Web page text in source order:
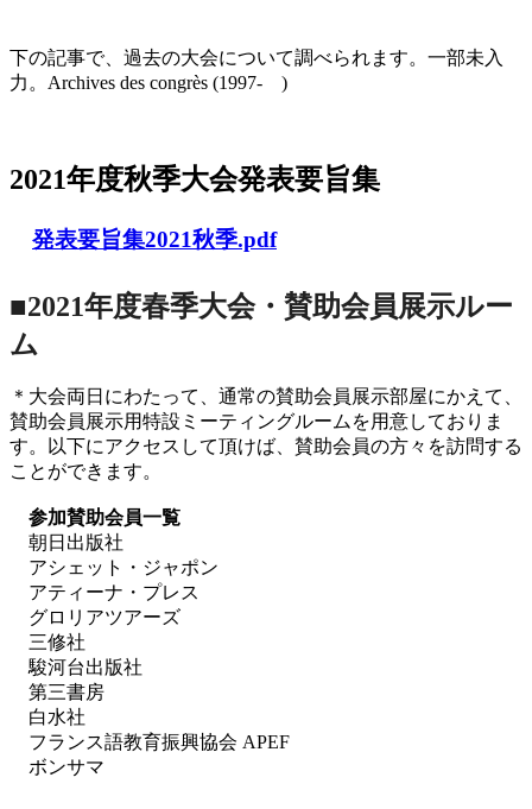
下の記事で、過去の大会について調べられます。一部未入
力。Archives des congrès (1997- )
2021年度秋季大会発表要旨集
発表要旨集2021秋季.pdf
■2021年度春季大会・賛助会員展示ルー
ム
＊大会両日にわたって、通常の賛助会員展示部屋にかえて、
賛助会員展示用特設ミーティングルームを用意しておりま
す。以下にアクセスして頂けば、賛助会員の方々を訪問する
ことができます。
参加賛助会員一覧
朝日出版社
アシェット・ジャポン
アティーナ・プレス
グロリアツアーズ
三修社
駿河台出版社
第三書房
白水社
フランス語教育振興協会 APEF
ボンサマ